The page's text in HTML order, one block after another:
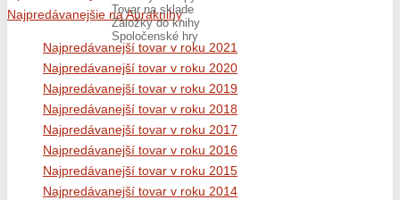
Tovar na sklade
Záložky do knihy
Spoločenské hry
Najpredávanejšie na Auraknihy
Najpredávanejší tovar v roku 2021
Najpredávanejší tovar v roku 2020
Najpredávanejší tovar v roku 2019
Najpredávanejší tovar v roku 2018
Najpredávanejší tovar v roku 2017
Najpredávanejší tovar v roku 2016
Najpredávanejší tovar v roku 2015
Najpredávanejší tovar v roku 2014